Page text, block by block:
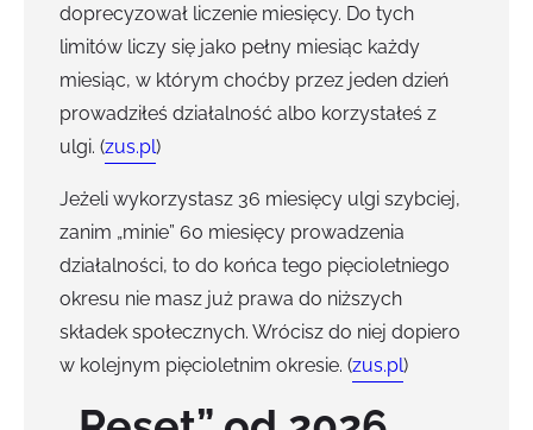
doprecyzował liczenie miesięcy. Do tych
limitów liczy się jako pełny miesiąc każdy
miesiąc, w którym choćby przez jeden dzień
prowadziłeś działalność albo korzystałeś z
ulgi. (zus.pl)
Jeżeli wykorzystasz 36 miesięcy ulgi szybciej,
zanim „minie” 60 miesięcy prowadzenia
działalności, to do końca tego pięcioletniego
okresu nie masz już prawa do niższych
składek społecznych. Wrócisz do niej dopiero
w kolejnym pięcioletnim okresie. (zus.pl)